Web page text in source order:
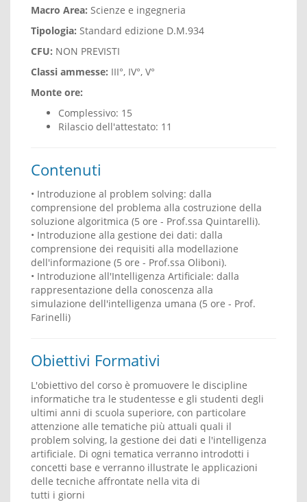
Macro Area: Scienze e ingegneria
Tipologia: Standard edizione D.M.934
CFU: NON PREVISTI
Classi ammesse: III°, IV°, V°
Monte ore:
Complessivo: 15
Rilascio dell'attestato: 11
Contenuti
• Introduzione al problem solving: dalla
comprensione del problema alla costruzione della
soluzione algoritmica (5 ore - Prof.ssa Quintarelli).
• Introduzione alla gestione dei dati: dalla
comprensione dei requisiti alla modellazione
dell'informazione (5 ore - Prof.ssa Oliboni).
• Introduzione all'Intelligenza Artificiale: dalla
rappresentazione della conoscenza alla
simulazione dell'intelligenza umana (5 ore - Prof.
Farinelli)
Obiettivi Formativi
L'obiettivo del corso è promuovere le discipline
informatiche tra le studentesse e gli studenti degli
ultimi anni di scuola superiore, con particolare
attenzione alle tematiche più attuali quali il
problem solving, la gestione dei dati e l'intelligenza
artificiale. Di ogni tematica verranno introdotti i
concetti base e verranno illustrate le applicazioni
delle tecniche affrontate nella vita di
tutti i giorni